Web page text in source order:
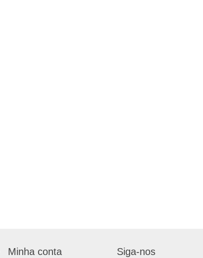
Minha conta Siga-nos